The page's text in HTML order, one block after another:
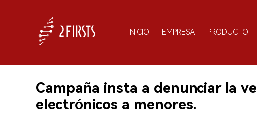
INICIO EMPRESA PRODUCTO
Campaña insta a denunciar la
electrónicos a menores.